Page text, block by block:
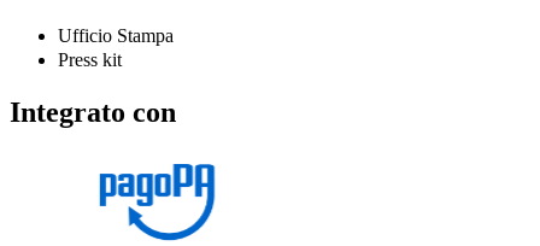
Ufficio Stampa
Press kit
Integrato con